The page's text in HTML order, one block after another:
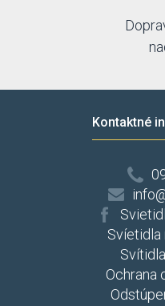
Kontaktné
Svíetidla
Ochrana